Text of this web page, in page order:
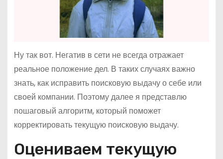
Ну так вот. Негатив в сети не всегда отражает
реальное положение дел. В таких случаях важно
знать, как исправить поисковую выдачу о себе или
своей компании. Поэтому далее я представлю
пошаговый алгоритм, который поможет
корректировать текущую поисковую выдачу.
Оцениваем текущую